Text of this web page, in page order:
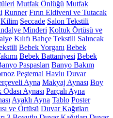
Mutfak Önlüğü Mutfak
Runner Fırın Eldiveni ve Tutacak
Kilim Seccade Salon Tekstili
Minderi Koltuk Örtüsü ve
Kılıfı Bahçe Tekstili Salıncak
Bebek Yorganı Bebek
Bebek Battaniyesi Bebek
Paspasları Banyo Bakım
Peştemal Havlu Duvar
Ayna Makyaj Aynası Boy
Odası Aynası Parçalı Ayna
Ayaklı Ayna Tablo Poster
ve Örtüsü Duvar Kağıtları